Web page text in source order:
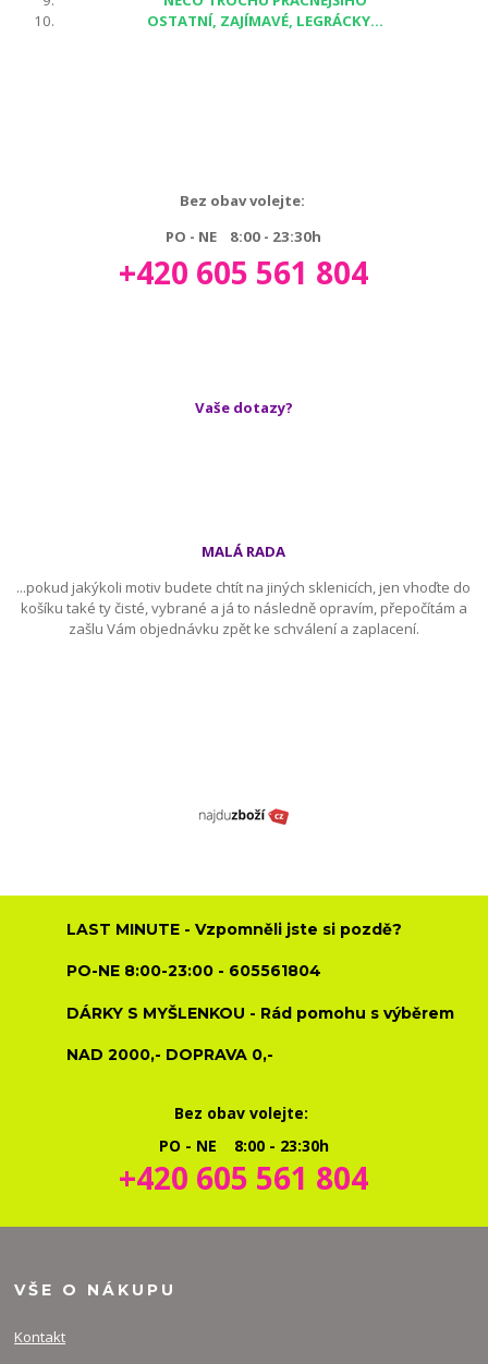
OSTATNÍ, ZAJÍMAVÉ, LEGRÁCKY...
Bez obav volejte:
PO - NE 8:00 - 23:30h
+420 605 561 804
Vaše dotazy?
MALÁ RADA
...pokud jakýkoli motiv budete chtít na jiných sklenicích, jen vhoďte do
košíku také ty čisté, vybrané a já to následně opravím, přepočítám a
zašlu Vám objednávku zpět ke schválení a zaplacení.
LAST MINUTE - Vzpomněli jste si pozdě?
PO-NE 8:00-23:00 - 605561804
DÁRKY S MYŠLENKOU - Rád pomohu s výběrem
NAD 2000,- DOPRAVA 0,-
Bez obav volejte:
PO - NE 8:00 - 23:30h
+420 605 561 804
VŠE O NÁKUPU
Kontakt